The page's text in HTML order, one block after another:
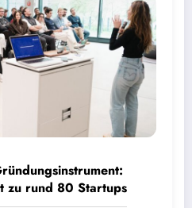
TUM Programm führt zu rund 80 Startups | Bild:
zu rund 80 Startups